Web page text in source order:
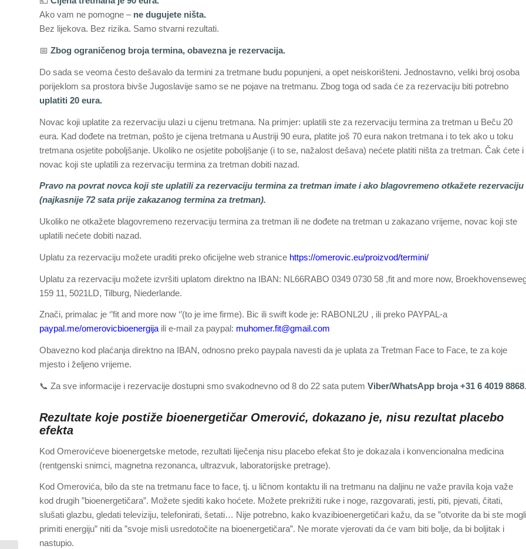
Ako vam ne pomogne – ne dugujete ništa.
Bez lijekova. Bez rizika. Samo stvarni rezultati.
📅 Zbog ograničenog broja termina, obavezna je rezervacija.
Do sada se veoma često dešavalo da termini za tretmane budu popunjeni, a opet neiskorišteni. Jednostavno, veliki broj osoba
porijeklom sa prostora bivše Jugoslavije samo se ne pojave na tretmanu. Zbog toga od sada će za rezervaciju biti potrebno
uplatiti 20 eura.
Novac koji uplatite za rezervaciju ulazi u cijenu tretmana. Na primjer: uplatili ste za rezervaciju termina za tretman u Beču 20
eura. Kad dođete na tretman, pošto je cijena tretmana u Austriji 90 eura, platite još 70 eura nakon tretmana i to tek ako u toku
tretmana osjetite poboljšanje. Ukoliko ne osjetite poboljšanje (i to se, nažalost dešava) nećete platiti ništa za tretman. Čak ćete i
novac koji ste uplatili za rezervaciju termina za tretman dobiti nazad.
Pravo na povrat novca koji ste uplatili za rezervaciju termina za tretman imate i ako blagovremeno otkažete rezervaciju
(najkasnije 72 sata prije zakazanog termina za tretman).
Ukoliko ne otkažete blagovremeno rezervaciju termina za tretman ili ne dođete na tretman u zakazano vrijeme, novac koji ste
uplatili nećete dobiti nazad.
Uplatu za rezervaciju možete uraditi preko oficijelne web stranice https://omerovic.eu/proizvod/termini/
Uplatu za rezervaciju možete izvršiti uplatom direktno na IBAN: NL66RABO 0349 0730 58 ,fit and more now,
159 11, 5021LD, Tilburg, Niederlande.
Znači, primalac je ‘’fit and more now ‘’(to je ime firme). Bic ili swift kode je: RABONL2U , ili preko PAYPAL-a
paypal.me/omerovicbioenergija ili e-mail za paypal: muhomer.fit@gmail.com
Obavezno kod plaćanja direktno na IBAN, odnosno preko paypala navesti da je uplata za Tretman Face to Face, te za koje
mjesto i željeno vrijeme.
📞 Za sve informacije i rezervacije dostupni smo svakodnevno od 8 do 22 sata putem Viber/WhatsApp broja +31 6 4019 8868.
Rezultate koje postiže bioenergetičar Omerović, dokazano je, nisu rezultat placebo
efekta
Kod Omerovićeve bioenergetske metode, rezultati liječenja nisu placebo efekat što je dokazala i konvencionalna medicina
(rentgenski snimci, magnetna rezonanca, ultrazvuk, laboratorijske pretrage).
Kod Omerovića, bilo da ste na tretmanu face to face, tj. u ličnom kontaktu ili na tretmanu na daljinu ne važe pravila koja važe
kod drugih ”bioenergetičara”. Možete sjediti kako hoćete. Možete prekrižiti ruke i noge, razgovarati, jesti, piti, pjevati, čitati,
slušati glazbu, gledati televiziju, telefonirati, šetati… Nije potrebno, kako kvazibioenergetičari kažu, da se ”otvorite da bi ste mogli
primiti energiju” niti da ”svoje misli usredotočite na bioenergetičara”. Ne morate vjerovati da će vam biti bolje, da bi boljitak i
nastupio.